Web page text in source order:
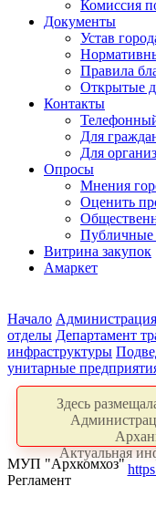
Комиссия
Документы
Устав
Правила
Открытые
Контакты
Для
Для
Опросы
Мнения
Оценить
Публичные
Витрина закупок
Амаркет
Начало
отделы Департамент
инфраструктуры
унитарные
Здесь
Актуальная
МУП "Архкомхоз"
Регламент